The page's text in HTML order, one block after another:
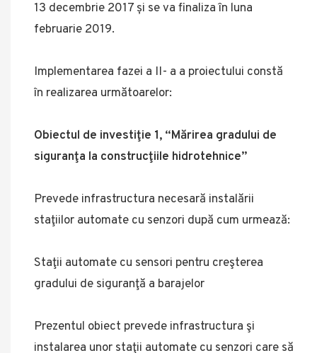
13 decembrie 2017 și se va finaliza în luna
februarie 2019.
Implementarea fazei a II- a a proiectului constă
în realizarea următoarelor:
Obiectul de investiţie 1, “Mărirea gradului de
siguranţa la construcţiile hidrotehnice”
Prevede infrastructura necesară instalării
staţiilor automate cu senzori după cum urmează:
Staţii automate cu sensori pentru creşterea
gradului de siguranţă a barajelor
Prezentul obiect prevede infrastructura şi
instalarea unor staţii automate cu senzori care să